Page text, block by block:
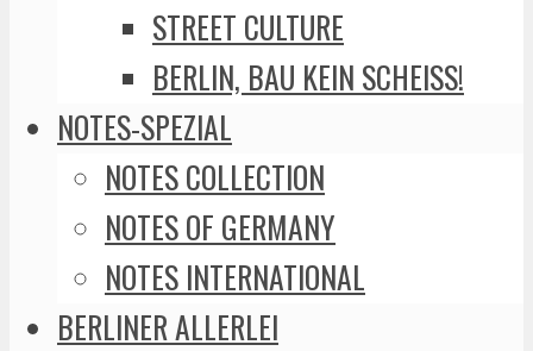
STREET CULTURE
BERLIN, BAU KEIN SCHEISS!
NOTES-SPEZIAL
NOTES COLLECTION
NOTES OF GERMANY
NOTES INTERNATIONAL
BERLINER ALLERLEI